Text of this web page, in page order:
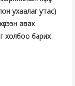
ухаалаг утас)
авах
холбоо барих